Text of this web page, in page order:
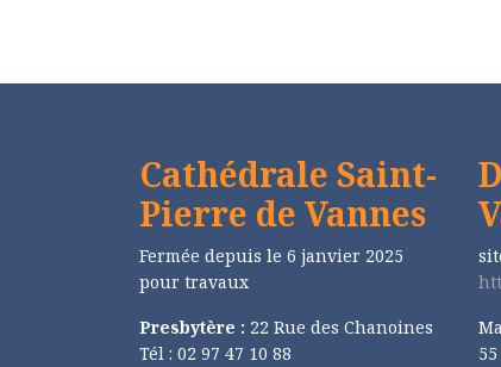
Cathédrale Saint-
Pierre de Vannes
Fermée depuis le 6 janvier 2025
pour travaux
Presbytère : 22 Rue des Chanoines
Tél : 02 97 47 10 88